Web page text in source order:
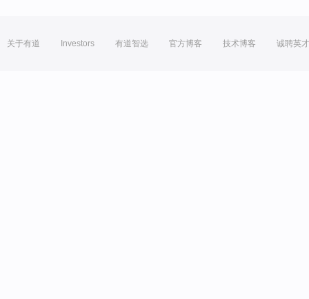
关于有道 Investors 有道智选 官方博客 技术博客 诚聘英才